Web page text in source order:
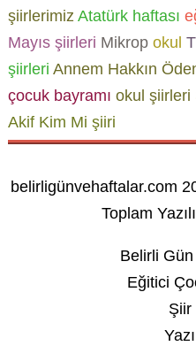
şiirlerimiz Atatürk haftası
Mayıs şiirleri Mikrop okul
şiirleri Annem Hakkın
çocuk bayramı okul şiirleri
Akif Kim Mi şiiri
belirligünvehaftalar.com
Toplam
Belirli
Eğitici
Şiir